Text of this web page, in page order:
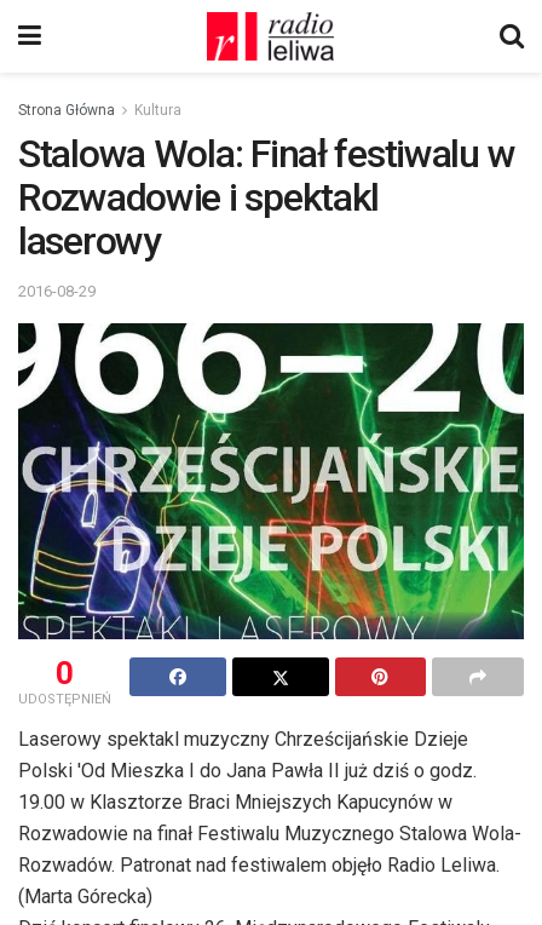
Strona Główna Kultura
Stalowa Wola: Finał festiwalu w
Rozwadowie i spektakl
laserowy
2016-08-29
0
UDOSTĘPNIEŃ
Laserowy spektakl muzyczny Chrześcijańskie Dzieje
Polski 'Od Mieszka I do Jana Pawła II już dziś o godz.
19.00 w Klasztorze Braci Mniejszych Kapucynów w
Rozwadowie na finał Festiwalu Muzycznego Stalowa Wola-
Rozwadów. Patronat nad festiwalem objęło Radio Leliwa.
(Marta Górecka)